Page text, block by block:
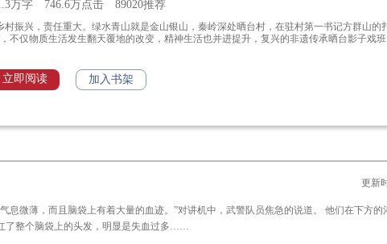
万字 746.6万点击 89020推荐
村振兴，责任重大。绿水青山就是金山银山，秦岭深处晒台村，在驻村第一书记方群山的
不仅物质生活发生翻天覆地的改变，精神生活也并进提升，复兴的非遗传承晒台影子戏
传承人编成一出反映新时代山乡变化的《秦岭山宝》影子剧，在全国各地上演。人们通过
家过上好日子付出心血汗水的第一书记们，以及那些努力为美好生活而奋斗的人民。
立即阅读 加入书架
更新
袋上有着大量的血迹。”对讲机中，武警队员焦急的说道。 他们在下方的灌木丛中发现了方群山的
了整个脑袋上的头发，明显是失血过多……